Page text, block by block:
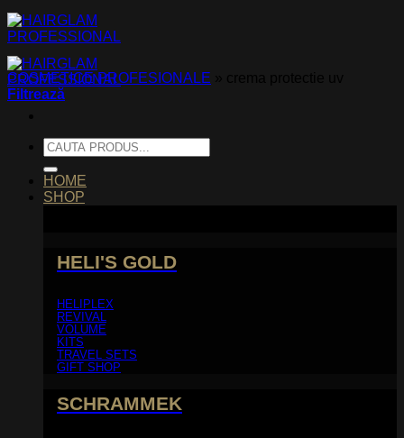
Skip
to
content
Caută
după:
HOME
SHOP
HELI'S GOLD
HELIPLEX
REVIVAL
VOLUME
KITS
TRAVEL SETS
GIFT SHOP
SCHRAMMEK
COSMETICE PROFESIONALE
Filtrează